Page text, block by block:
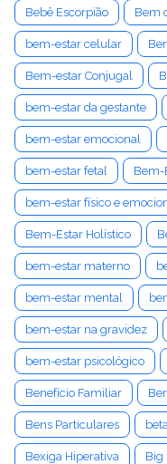
Bebê Escorpião Bem
bem-estar celular
Bem-estar Conjugal
bem-estar da gestante
bem-estar emocional
bem-estar fetal Bem-
bem-estar físico e
Bem-Estar Holístico
bem-estar materno
bem-estar mental
bem-estar na gravidez
bem-estar psicológico
Benefício Familiar
Bens Particulares
Bexiga Hiperativa Big